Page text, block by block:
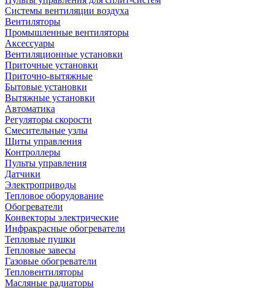
Системы вентиляции воздуха
Вентиляторы
Промышленные вентиляторы
Аксессуары
Вентиляционные установки
Приточные установки
Приточно-вытяжные
Бытовые установки
Вытяжные установки
Автоматика
Регуляторы скорости
Смесительные узлы
Щиты управления
Контроллеры
Пульты управления
Датчики
Электроприводы
Тепловое оборудование
Обогреватели
Конвекторы электрические
Инфракрасные обогреватели
Тепловые пушки
Тепловые завесы
Газовые обогреватели
Тепловентиляторы
Масляные радиаторы